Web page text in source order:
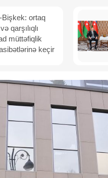
Bişkek: ortaq
qarşılıqlı
müttəfiqlik
keçir